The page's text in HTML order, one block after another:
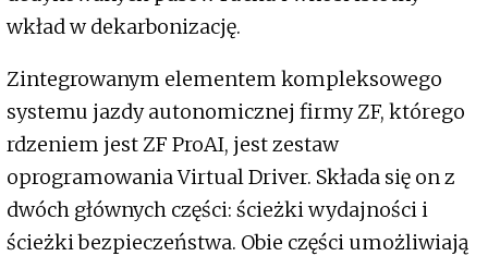
wkład w dekarbonizację.
Zintegrowanym elementem kompleksowego
systemu jazdy autonomicznej firmy ZF, którego
rdzeniem jest ZF ProAI, jest zestaw
oprogramowania Virtual Driver. Składa się on z
dwóch głównych części: ścieżki wydajności i
ścieżki bezpieczeństwa. Obie części umożliwiają